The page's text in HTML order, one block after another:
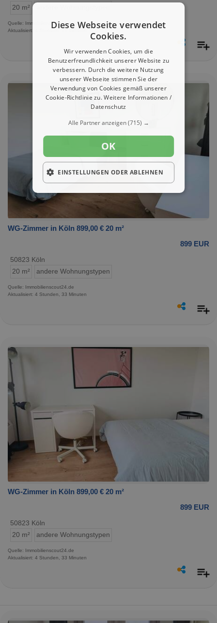
20 m²
Quelle: Immobilienscout24.de
Aktualisiert: 4 Stunden, 33 Minuten
WG-Zimmer in Köln 899,00 € 20 m²
899 EUR
50823 Köln
20 m²
andere Wohnungstypen
Quelle: Immobilienscout24.de
Aktualisiert: 4 Stunden, 33 Minuten
WG-Zimmer in Köln 899,00 € 20 m²
899 EUR
50823 Köln
20 m²
andere Wohnungstypen
Quelle: Immobilienscout24.de
Aktualisiert: 4 Stunden, 33 Minuten
Diese Webseite verwendet
Cookies.
Wir verwenden Cookies, um die
Benutzerfreundlichkeit unserer Website zu
verbessern. Durch die weitere Nutzung
unserer Webseite stimmen Sie der
Verwendung von Cookies gemäß unserer
Cookie-Richtlinie zu.Weitere Informationen /
Datenschutz
Alle Partner anzeigen(715) →
OK
EINSTELLUNGEN ODER ABLEHNEN